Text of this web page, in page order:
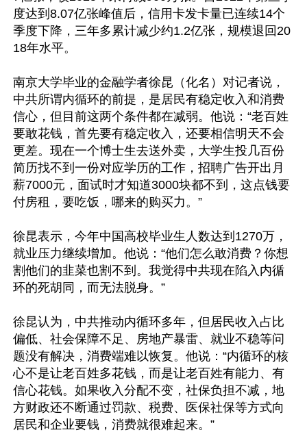
度达到8.07亿张峰值后，信用卡发卡量已连续14个
季度下降，三年多累计减少约1.2亿张，规模退回20
18年水平。
南京大学毕业的金融学者徐昆（化名）对记者说，
中共所谓内循环的前提，是居民有稳定收入和消费
信心，但目前这两个条件都在减弱。他说：“老百姓
要敢花钱，首先要有稳定收入，还要相信明天不会
更差。现在一个博士生去送外卖，大学生投几百份
简历找不到一份对应学历的工作，招聘广告开出月
薪7000元，面试时才知道3000块都不到，这点钱要
付房租，要吃饭，哪来的购买力。”
徐昆表示，今年中国高校毕业生人数达到1270万，
就业压力继续增加。他说：“他们怎么敢消费？你想
割他们的韭菜也割不到。我觉得中共现在陷入内循
环的死胡同，而无法脱身。”
徐昆认为，中共推动内循环多年，但居民收入占比
偏低、社会保障不足、房地产暴雷、就业不稳等问
题没有解决，消费端难以恢复。他说：“内循环的核
心不是让老百姓多花钱，而是让老百姓有能力、有
信心花钱。如果收入分配不变，社保负担不减，地
方财政还不断通过罚款、税费、医保社保等方式向
居民和企业要钱，消费就很难起来。”